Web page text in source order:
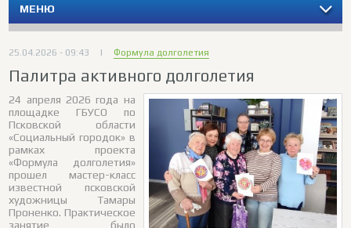
МЕНЮ
25.04.2026 - 09:43 | Формула долголетия
Палитра активного долголетия
24 апреля 2026 года на
площадке ГБУСО по
Псковской области
«Социальный городок» в
рамках проекта
«Формула долголетия»
прошел мастер-класс
известной псковской
художницы Тамары
Проненко. Практическое
занятие было